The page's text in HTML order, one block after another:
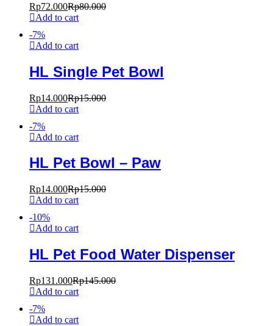
Rp72.000Rp80.000
Add to cart
-7%
Add to cart
HL Single Pet Bowl
Rp14.000Rp15.000
Add to cart
-7%
Add to cart
HL Pet Bowl – Paw
Rp14.000Rp15.000
Add to cart
-10%
Add to cart
HL Pet Food Water Dispenser
Rp131.000Rp145.000
Add to cart
-7%
Add to cart